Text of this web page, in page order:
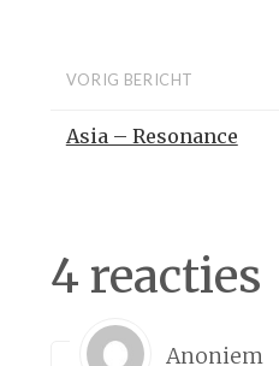
VORIG BERICHT
Asia – Resonance
4 reacties
Anoniem